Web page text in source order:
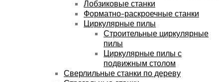
Лобзиковые станки
Форматно-раскроечные станки
Циркулярные пилы
Строительные циркулярные
пилы
Циркулярные пилы с
подвижным столом
Сверлильные станки по дереву